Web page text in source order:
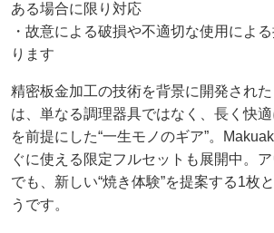
ある場合に限り対応
・故意による破損や不適切な使用によ
ります
精密板金加工の技術を背景に開発された
は、単なる調理器具ではなく、長く快
を前提にした“一生モノのギア”。
ぐに使える限定フルセットも展開中。
でも、新しい“焼き体験”を提案する1枚
うです。